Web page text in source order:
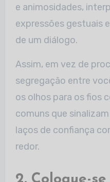
e animosidades,
expressões gestuais
de um diálogo.
Assim, em vez de
segregação entre
os olhos para os fios
comuns que
laços de confiança
redor.